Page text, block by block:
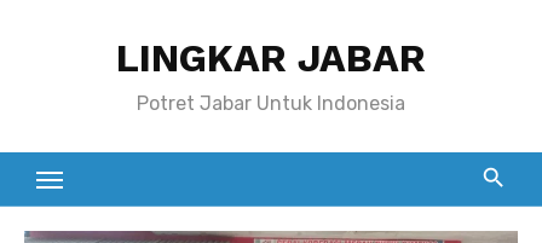
LINGKAR JABAR
Potret Jabar Untuk Indonesia